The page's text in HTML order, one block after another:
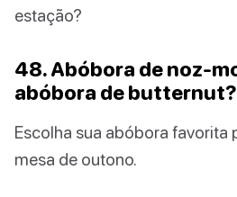
estação?
48. Abóbora de noz-
abóbora de butternut?
Escolha sua abóbora favorita
mesa de outono.